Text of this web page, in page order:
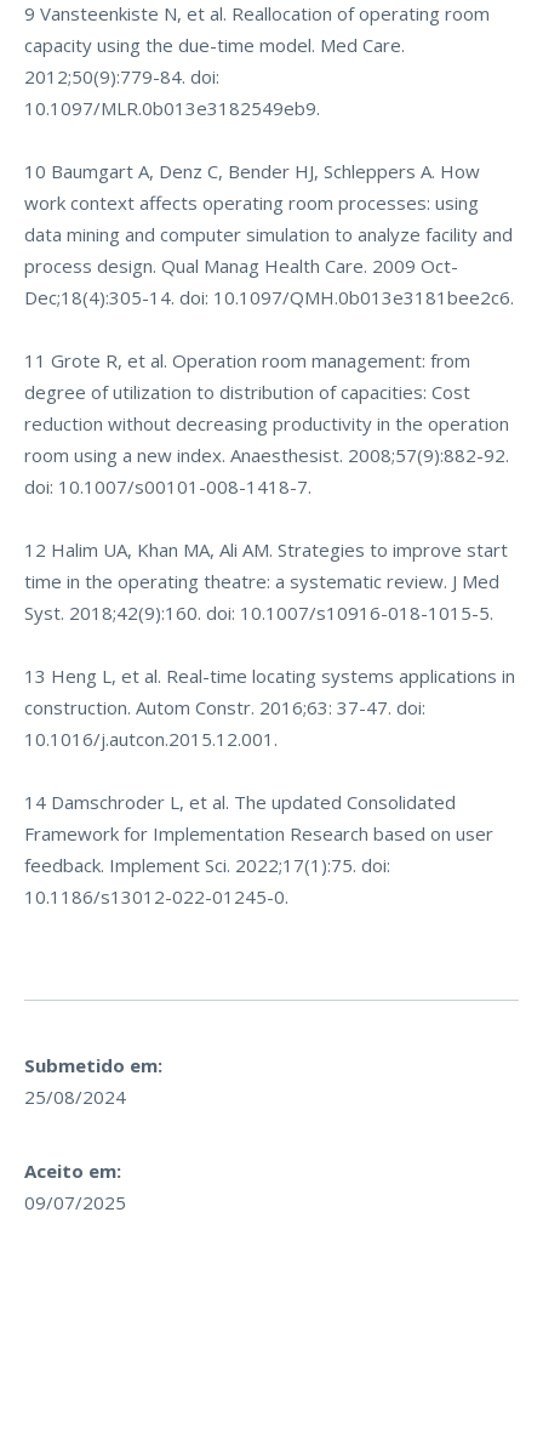
9 Vansteenkiste N, et al. Reallocation of operating room
capacity using the due-time model. Med Care.
2012;50(9):779-84. doi:
10.1097/MLR.0b013e3182549eb9.
10 Baumgart A, Denz C, Bender HJ, Schleppers A. How
work context affects operating room processes: using
data mining and computer simulation to analyze facility and
process design. Qual Manag Health Care. 2009 Oct-
Dec;18(4):305-14. doi: 10.1097/QMH.0b013e3181bee2c6.
11 Grote R, et al. Operation room management: from
degree of utilization to distribution of capacities: Cost
reduction without decreasing productivity in the operation
room using a new index. Anaesthesist. 2008;57(9):882-92.
doi: 10.1007/s00101-008-1418-7.
12 Halim UA, Khan MA, Ali AM. Strategies to improve start
time in the operating theatre: a systematic review. J Med
Syst. 2018;42(9):160. doi: 10.1007/s10916-018-1015-5.
13 Heng L, et al. Real-time locating systems applications in
construction. Autom Constr. 2016;63: 37-47. doi:
10.1016/j.autcon.2015.12.001.
14 Damschroder L, et al. The updated Consolidated
Framework for Implementation Research based on user
feedback. Implement Sci. 2022;17(1):75. doi:
10.1186/s13012-022-01245-0.
Submetido em:
25/08/2024
Aceito em:
09/07/2025